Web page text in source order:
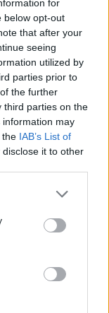
for
below opt-out
that after your
seeing
utilized by
parties prior to
the further
third parties on the
information may
the IAB’s List of
it to other
a